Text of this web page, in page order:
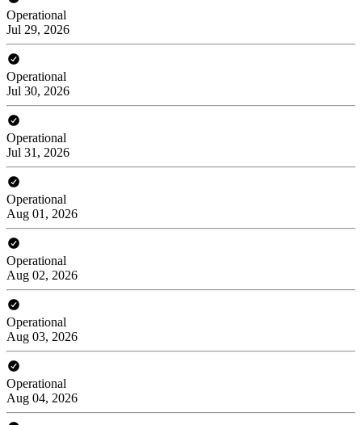
Operational
Jul 29, 2026
Operational
Jul 30, 2026
Operational
Jul 31, 2026
Operational
Aug 01, 2026
Operational
Aug 02, 2026
Operational
Aug 03, 2026
Operational
Aug 04, 2026